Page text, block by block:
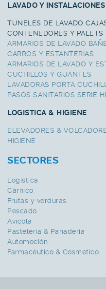
LAVADO Y INSTALACIONES
TUNELES DE LAVADO
CONTENEDORES Y PALETS
ARMARIOS DE LAVADO
CARROS Y ESTANTERIAS
ARMARIOS DE LAVADO Y
CUCHILLOS Y GUANTES
LAVADORAS PORTA
PASOS SANITARIOS SERIE
LOGISTICA & HIGIENE
ELEVADORES &
HIGIENE
SECTORES
Logística
Cárnico
Frutas y verduras
Pescado
Avícola
Pasteleria & Panaderia
Automoción
Farmacéutico & Cosmetico